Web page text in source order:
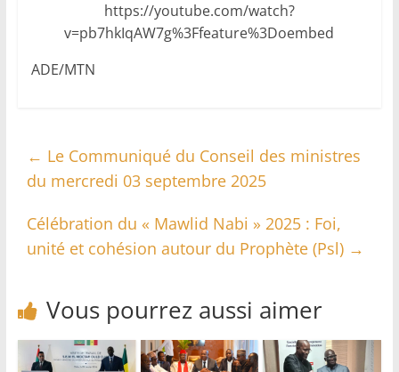
https://youtube.com/watch?
v=pb7hkIqAW7g%3Ffeature%3Doembed
ADE/MTN
← Le Communiqué du Conseil des ministres
du mercredi 03 septembre 2025
Célébration du « Mawlid Nabi » 2025 : Foi,
unité et cohésion autour du Prophète (Psl) →
Vous pourrez aussi aimer